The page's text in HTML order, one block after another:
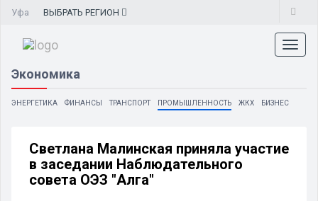
Уфа ВЫБРАТЬ РЕГИОН
Экономика
ЭНЕРГЕТИКА ФИНАНСЫ ТРАНСПОРТ ПРОМЫШЛЕННОСТЬ ЖКХ БИЗНЕС
Светлана Малинская приняла участие
в заседании Наблюдательного
совета ОЭЗ "Алга"